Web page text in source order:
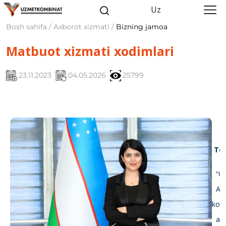
Uz
Bosh sahifa / Axborot xizmati / Bizning jamoa
Matbuot xizmati xodimlari
23.11.2023 04.05.2026 25799